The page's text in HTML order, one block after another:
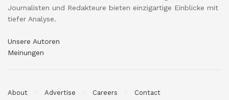
Journalisten und Redakteure bieten einzigartige Einblicke mit
tiefer Analyse.
Unsere Autoren
Meinungen
About Advertise Careers Contact